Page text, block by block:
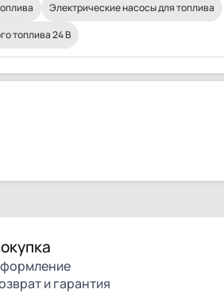
Электрические насосы для топлива
топлива 24 В
и гарантия